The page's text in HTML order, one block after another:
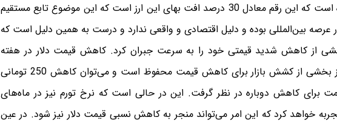
کمتر از یک سال تجربه کرده است که این رقم معادل 30 درصد افت بهای این ارز است که این موضوع تابع مستقیم
عرصه بین‌المللی بوده و دلیل اقتصادی و واقعی ندارد و درست به همین دلیل است که
از کاهش شدید قیمتی خود را به سرعت جبران کرد. کاهش قیمت دلار در هفته
گذشته لااقل نشان داد هنوز بخشی از کشش بازار برای کاهش قیمت محفوظ است و می‌توان کاهش 250 تومانی
برای کاهش دوباره در نظر گرفت. این در حالی است که نرخ تورم نیز در ماه‌های
خواهد کرد که این امر می‌تواند منجر به کاهش نسبی قیمت دلار نیز شود. در عین